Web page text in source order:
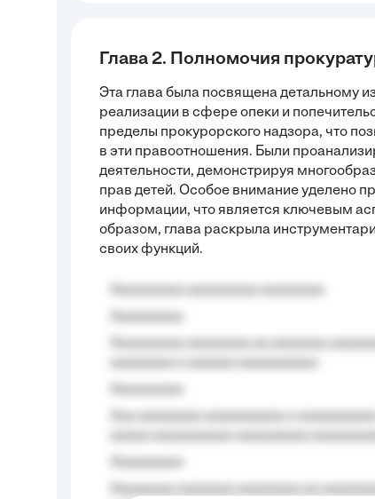
Глава 2. Полномочия
Эта глава была посвящена детальному
реализации в сфере опеки и
пределы прокурорского надзора, что
в эти правоотношения. Были
деятельности, демонстрируя
прав детей. Особое внимание уделено
информации, что является ключевым
образом, глава раскрыла
своих функций.